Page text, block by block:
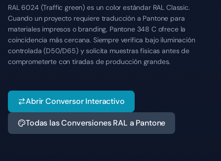
RAL 6024 (Traffic green) es un color estándar RAL Classic.
Cuando un proyecto requiere traducción a Pantone para
materiales impresos o branding, Pantone 348 C ofrece la
coincidencia más cercana. Siempre verifica bajo iluminación
controlada (D50/D65) y solicita muestras físicas antes de
comprometerte con tiradas de producción grandes.
Abrir Conversor Interactivo
Todas las Conversiones RAL a Pantone